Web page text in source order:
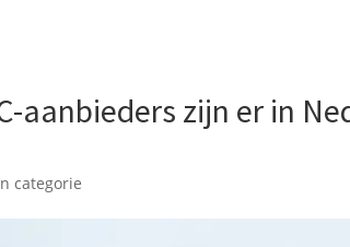
aanbieders zijn er in
categorie